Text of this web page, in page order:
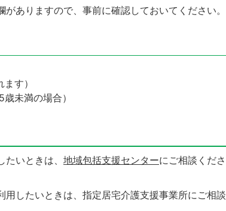
ありますので、事前に確認しておいてください。
す）
未満の場合）
いときは、 地域包括支援センターにご相談くださ
用したいときは、指定居宅介護支援事業所にご相談